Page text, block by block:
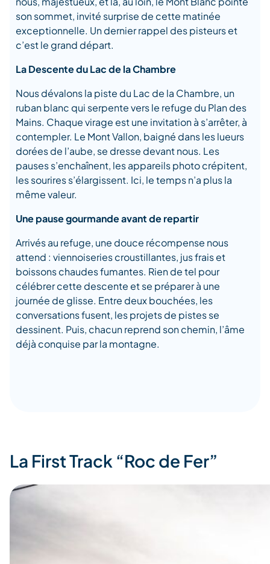
son sommet, invité surprise de cette matinée
exceptionnelle. Un dernier rappel des pisteurs et
c’est le grand départ.
La Descente du Lac de la Chambre
Nous dévalons la piste du Lac de la Chambre, un
ruban blanc qui serpente vers le refuge du Plan des
Mains. Chaque virage est une invitation à s’arrêter, à
contempler. Le Mont Vallon, baigné dans les lueurs
dorées de l’aube, se dresse devant nous. Les
pauses s’enchaînent, les appareils photo crépitent,
les sourires s’élargissent. Ici, le temps n’a plus la
même valeur.
Une pause gourmande avant de repartir
Arrivés au refuge, une douce récompense nous
attend : viennoiseries croustillantes, jus frais et
boissons chaudes fumantes. Rien de tel pour
célébrer cette descente et se préparer à une
journée de glisse. Entre deux bouchées, les
conversations fusent, les projets de pistes se
dessinent. Puis, chacun reprend son chemin, l’âme
déjà conquise par la montagne.
La First Track “Roc de Fer”